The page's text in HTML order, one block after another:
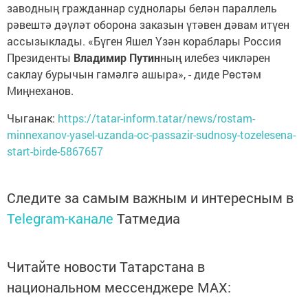
заводның гражданнар суднолары белән параллель
рәвештә дәүләт оборона заказын үтәвен дәвам итүен
ассызыклады. «Бүген Яшел Үзән кораблары Россия
Президенты Владимир Путинның илебез чикләрен
саклау бурычын гамәлгә ашыра», - диде Рөстәм
Миңнеханов.
Чыганак: https://tatar-inform.tatar/news/rostam-
minnexanov-yasel-uzanda-oc-passazir-sudnosy-tozelesena-
start-birde-5867657
Следите за самым важным и интересным в
Telegram-канале Татмедиа
Читайте новости Татарстана в
национальном мессенджере MАХ: